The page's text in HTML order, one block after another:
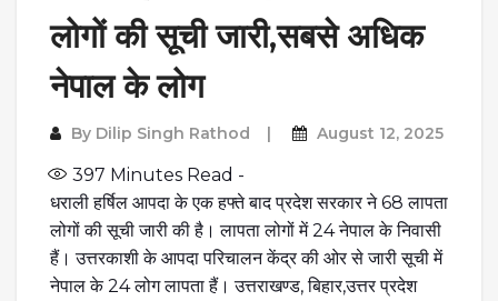
लोगों की सूची जारी,सबसे अधिक
नेपाल के लोग
By Dilip Singh Rathod August 12, 2025
397 Minutes Read -
धराली हर्षिल आपदा के एक हफ्ते बाद प्रदेश सरकार ने 68 लापता
लोगों की सूची जारी की है। लापता लोगों में 24 नेपाल के निवासी
हैं। उत्तरकाशी के आपदा परिचालन केंद्र की ओर से जारी सूची में
नेपाल के 24 लोग लापता हैं। उत्तराखण्ड, बिहार,उत्तर प्रदेश